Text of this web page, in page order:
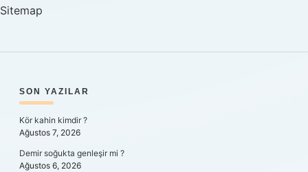
Sitemap
SIDEBAR
SON YAZILAR
Kör kahin kimdir ?
Ağustos 7, 2026
Demir soğukta genleşir mi ?
Ağustos 6, 2026